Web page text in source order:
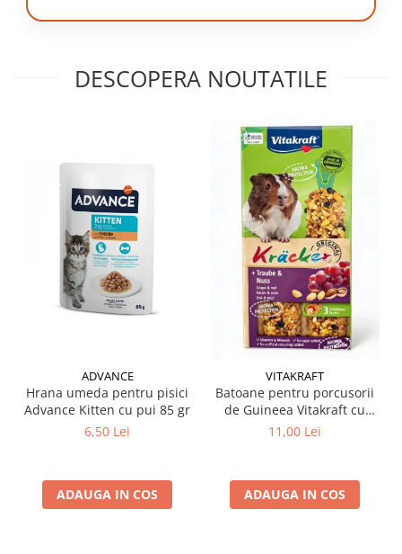
DESCOPERA NOUTATILE
ADVANCE
Hrana umeda pentru pisici
Advance Kitten cu pui 85 gr
6,50 Lei
ADAUGA IN COS
VITAKRAFT
Batoane pentru porcusorii
de Guineea Vitakraft cu
struguri & nuci 2 buc
11,00 Lei
ADAUGA IN COS